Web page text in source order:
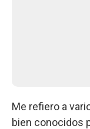
Me refiero a
bien conocidos